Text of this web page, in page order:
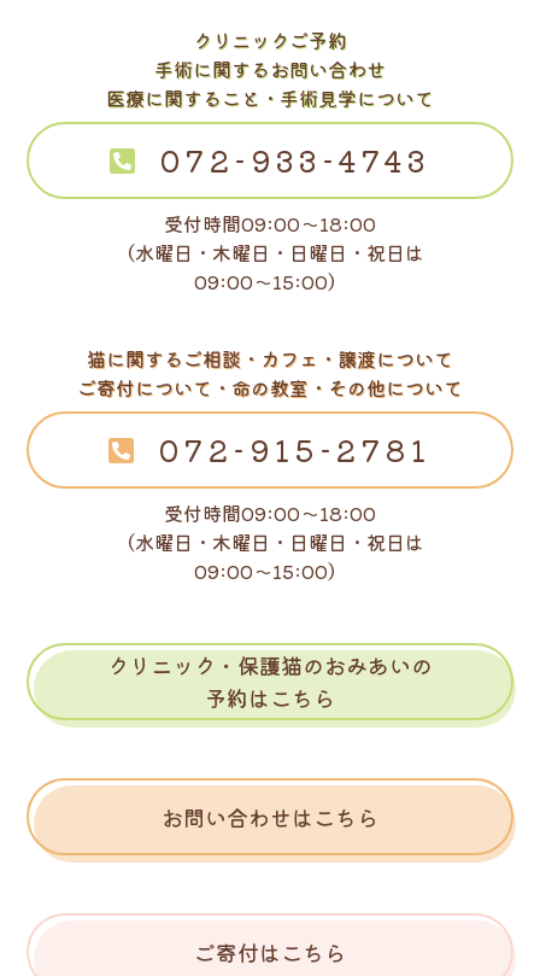
クリニックご予約
手術に関するお問い合わせ
医療に関すること・手術見学について
072-933-4743
受付時間09:00～18:00
（水曜日・木曜日・日曜日・祝日は
09:00～15:00）
猫に関するご相談・カフェ・譲渡について
ご寄付について・命の教室・その他について
072-915-2781
受付時間09:00～18:00
（水曜日・木曜日・日曜日・祝日は
09:00～15:00）
クリニック・保護猫のおみあいの
予約はこちら
お問い合わせはこちら
ご寄付はこちら